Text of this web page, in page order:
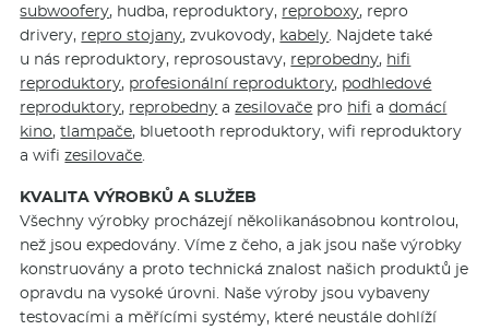
subwoofery, hudba, reproduktory, reproboxy, repro
drivery, repro stojany, zvukovody, kabely. Najdete také
u nás reproduktory, reprosoustavy, reprobedny, hifi
reproduktory, profesionální reproduktory, podhledové
reproduktory, reprobedny azesilovače pro hifi adomácí
kino,tlampače, bluetooth reproduktory, wifi reproduktory
a wifizesilovače.
KVALITA VÝROBKŮ A SLUŽEB
Všechny výrobky procházejí několikanásobnou kontrolou,
než jsou expedovány. Víme z čeho, a jak jsou naše výrobky
konstruovány a proto technická znalost našich produktů je
opravdu na vysoké úrovni. Naše výroby jsou vybaveny
testovacími a měřícími systémy, které neustále dohlíží